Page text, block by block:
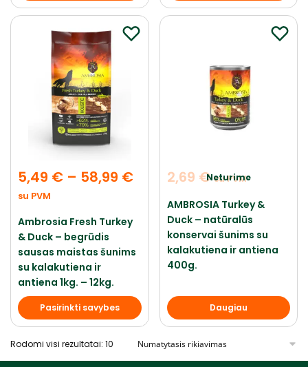
5,49 € – 58,99 €
su PVM
Ambrosia Fresh Turkey
& Duck – begrūdis
sausas maistas šunims
su kalakutiena ir
antiena 1kg. – 12kg.
Pasirinkti savybes
Neturime
2,69 € su PVM
AMBROSIA Turkey &
Duck – natūralūs
konservai šunims su
kalakutiena ir antiena
400g.
Daugiau
Rodomi visi rezultatai: 10